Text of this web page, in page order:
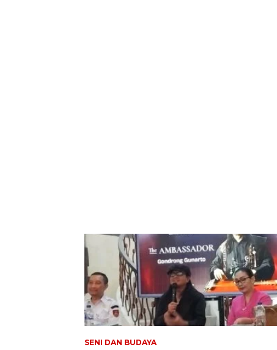
SENI DAN BUDAYA